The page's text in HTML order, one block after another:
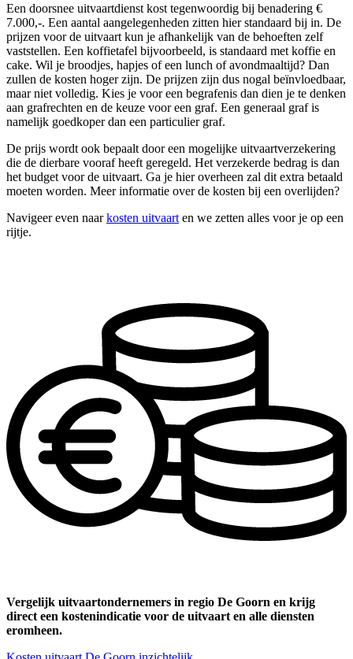
Een doorsnee uitvaartdienst kost tegenwoordig bij benadering €
7.000,-. Een aantal aangelegenheden zitten hier standaard bij in. De
prijzen voor de uitvaart kun je afhankelijk van de behoeften zelf
vaststellen. Een koffietafel bijvoorbeeld, is standaard met koffie en
cake. Wil je broodjes, hapjes of een lunch of avondmaaltijd? Dan
zullen de kosten hoger zijn. De prijzen zijn dus nogal beïnvloedbaar,
maar niet volledig. Kies je voor een begrafenis dan dien je te denken
aan grafrechten en de keuze voor een graf. Een generaal graf is
namelijk goedkoper dan een particulier graf.
De prijs wordt ook bepaalt door een mogelijke uitvaartverzekering
die de dierbare vooraf heeft geregeld. Het verzekerde bedrag is dan
het budget voor de uitvaart. Ga je hier overheen zal dit extra betaald
moeten worden. Meer informatie over de kosten bij een overlijden?
Navigeer even naarkosten uitvaart en we zetten alles voor je op een
rijtje.
Vergelijk uitvaartondernemers in regio De Goorn en krijg
direct een kostenindicatie voor de uitvaart en alle diensten
eromheen.